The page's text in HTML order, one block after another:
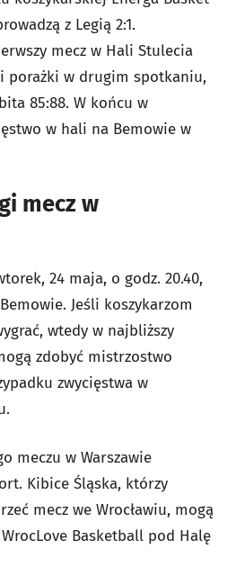
z Legią 2:1.
mecz w Hali Stulecia
porażki w drugim spotkaniu,
85:88. W końcu w
w hali na Bemowie w
mecz w
24 maja, o godz. 20.40,
Jeśli koszykarzom
wtedy w najbliższy
zdobyć mistrzostwo
zwycięstwa w
meczu w Warszawie
Kibice Śląska, którzy
mecz we Wrocławiu, mogą
Basketball pod Halę